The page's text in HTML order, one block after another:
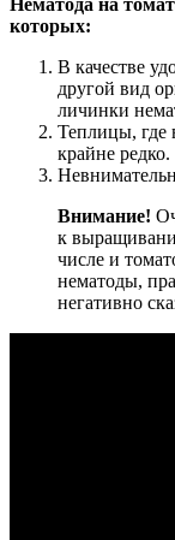
Нематода на
которых:
В качестве
другой вид
личинки
Теплицы, где
крайне редко.
Внимание!
к
числе и
нематоды,
негативно